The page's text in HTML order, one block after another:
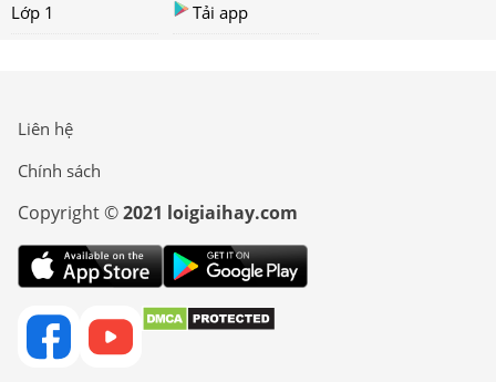
Lớp 1
Tải app
Liên hệ
Chính sách
Copyright ©2021 loigiaihay.com